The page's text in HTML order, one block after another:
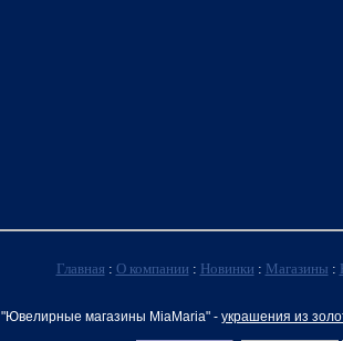
Главная : О компании : Новинки : Магазины :
"Ювелирные магазины MiaMaria" - украшения из